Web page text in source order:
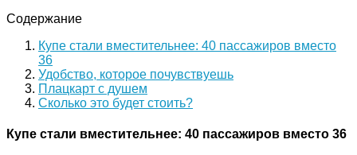
Содержание
Купе стали вместительнее: 40 пассажиров вместо
36
Удобство, которое почувствуешь
Плацкарт с душем
Сколько это будет стоить?
Купе стали вместительнее: 40 пассажиров вместо 36